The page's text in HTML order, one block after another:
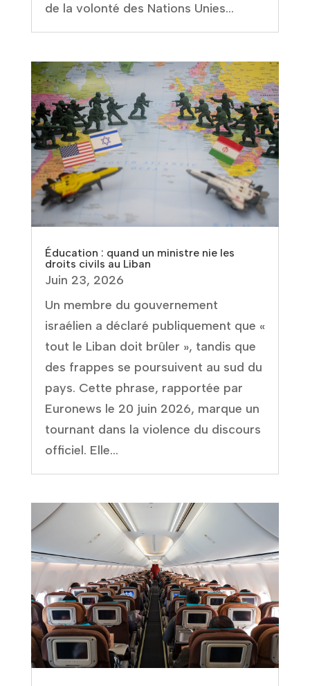
de la volonté des Nations Unies...
Éducation : quand un ministre nie les
droits civils au Liban
Juin 23, 2026
Un membre du gouvernement
israélien a déclaré publiquement que «
tout le Liban doit brûler », tandis que
des frappes se poursuivent au sud du
pays. Cette phrase, rapportée par
Euronews le 20 juin 2026, marque un
tournant dans la violence du discours
officiel. Elle...